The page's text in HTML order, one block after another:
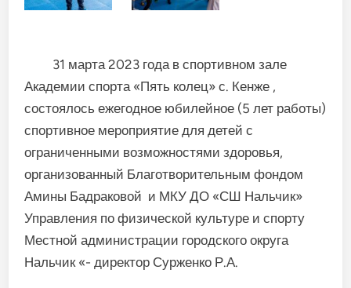
31 марта 2023 года в спортивном зале
Академии спорта «Пять колец» с. Кенже ,
состоялось ежегодное юбилейное (5 лет работы)
спортивное мероприятие для детей с
ограниченными возможностями здоровья,
организованный Благотворительным фондом
Амины Бадраковой и МКУ ДО «СШ Нальчик»
Управления по физической культуре и спорту
Местной администрации городского округа
Нальчик «- директор Сурженко Р.А.